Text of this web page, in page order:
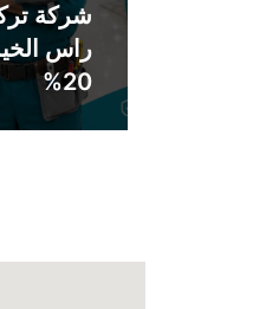
شركة
20%